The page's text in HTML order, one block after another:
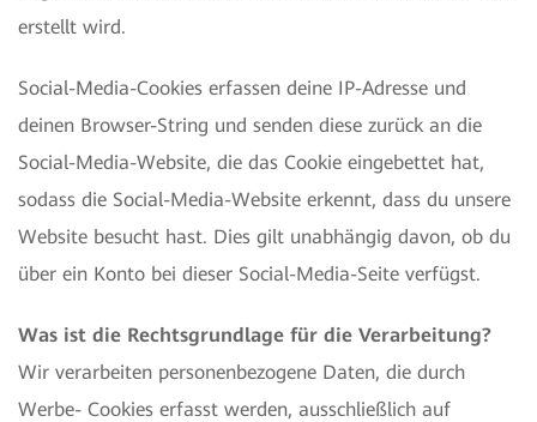
erstellt wird.
Social-Media-Cookies erfassen deine IP-Adresse und
deinen Browser-String und senden diese zurück an die
Social-Media-Website, die das Cookie eingebettet hat,
sodass die Social-Media-Website erkennt, dass du unsere
Website besucht hast. Dies gilt unabhängig davon, ob du
über ein Konto bei dieser Social-Media-Seite verfügst.
Was ist die Rechtsgrundlage für die Verarbeitung?
Wir verarbeiten personenbezogene Daten, die durch
Werbe- Cookies erfasst werden, ausschließlich auf